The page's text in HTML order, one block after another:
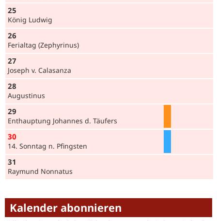
25
König Ludwig
26
Ferialtag (Zephyrinus)
27
Joseph v. Calasanza
28
Augustinus
29
Enthauptung Johannes d. Täufers
30
14. Sonntag n. Pfingsten
31
Raymund Nonnatus
Kalender abonnieren